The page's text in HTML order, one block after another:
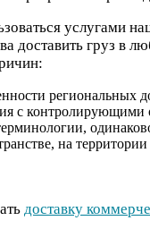
услугами
доставить груз в
региональных
с контролирующими
на
доставку